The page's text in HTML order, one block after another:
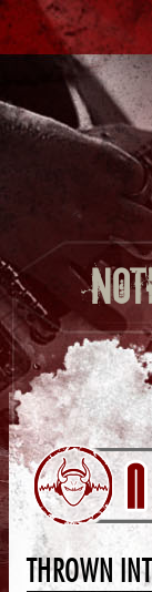
THROWN